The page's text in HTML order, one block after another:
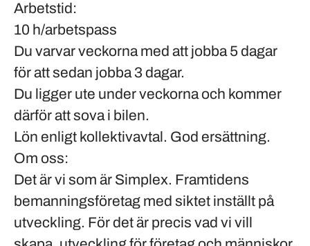
Arbetstid:
10 h/arbetspass
Du varvar veckorna med att jobba 5 dagar
för att sedan jobba 3 dagar.
Du ligger ute under veckorna och kommer
därför att sova i bilen.
Lön enligt kollektivavtal . God ersättning.
Om oss:
Det är vi som är Simplex. Framtidens
bemanningsföretag med siktet inställt på
utveckling. För det är precis vad vi vill